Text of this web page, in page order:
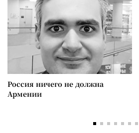
Россия ничего не должна
Армении